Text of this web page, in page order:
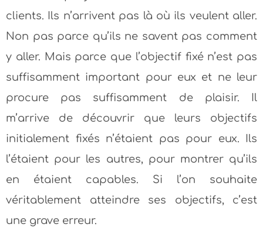
clients. Ils n’arrivent pas là où ils veulent aller.
Non pas parce qu’ils ne savent pas comment
y aller. Mais parce que l’objectif fixé n’est pas
suffisamment important pour eux et ne leur
procure pas suffisamment de plaisir. Il
m’arrive de découvrir que leurs objectifs
initialement fixés n’étaient pas pour eux. Ils
l’étaient pour les autres, pour montrer qu’ils
en étaient capables. Si l’on souhaite
véritablement atteindre ses objectifs, c’est
une grave erreur.